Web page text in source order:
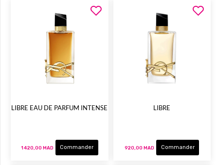
LIBRE EAU DE PARFUM INTENSE
1 420,00 MAD Commander
LIBRE
920,00 MAD Commander